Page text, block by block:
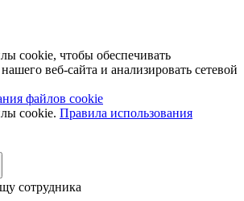
cookie, чтобы обеспечивать
веб-сайта и анализировать сетевой
файлов cookie
cookie. Правила использования
сотрудника